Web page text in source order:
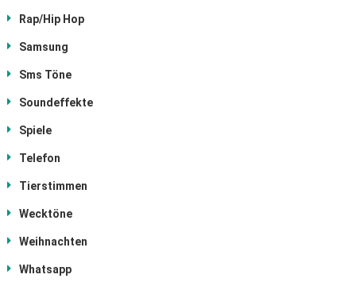
Rap/Hip Hop
Samsung
Sms Töne
Soundeffekte
Spiele
Telefon
Tierstimmen
Wecktöne
Weihnachten
Whatsapp